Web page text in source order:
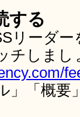
する
リーダ
チしま
」「概要